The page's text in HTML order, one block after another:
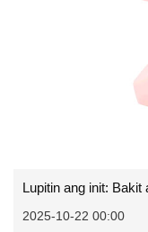
2025-10-22 00:00